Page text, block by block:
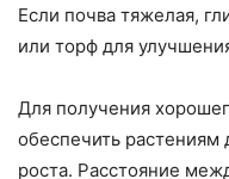
Если почва тяжелая,
или торф для
Для получения
обеспечить растениям
роста. Расстояние